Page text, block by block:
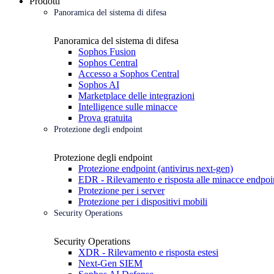
Panoramica del sistema di difesa
Panoramica del sistema di difesa
Sophos Fusion
Sophos Central
Accesso a Sophos Central
Sophos AI
Marketplace delle integrazioni
Intelligence sulle minacce
Prova gratuita
Protezione degli endpoint
Protezione degli endpoint
Protezione endpoint (antivirus next-gen)
EDR - Rilevamento e risposta alle minacce
Protezione per i server
Protezione per i dispositivi mobili
Security Operations
Security Operations
XDR - Rilevamento e risposta estesi
Next-Gen SIEM